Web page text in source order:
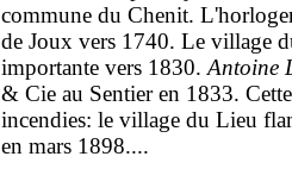
commune du Chenit.
de Joux vers 1740. Le village
importante vers 1830. Antoine
& Cie au Sentier en 1833.
incendies: le village du Lieu
en mars 1898....